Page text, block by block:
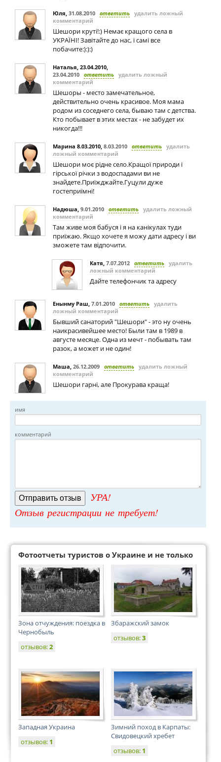
Юля, 31.08.2010 ответить удалить ложный
комментарий
Шешори круті!:) Немає кращого села в
УКРАЇНІ! Завітайте до нас, і самі все
побачите:):):)
Наталья, 23.04.2010,
23.04.2010 ответить удалить ложный
комментарий
Шешоры - место замечательное,
действительно очень красивое. Моя мама
родом из соседнего села, бываю там с детства.
Кто побывает в этих местах - не забудет их
никогда!!!
Марина 8.03.2010, 8.03.2010 ответить удалить
ложный комментарий
Шешори моє рідне село.Кращої природи і
гірської річки з водоспадами ви не
знайдете.Приїжджайте.Гуцули дуже
гостеприїмні!
Надюша, 9.01.2010 ответить удалить ложный
комментарий
Там живе моя бабуся і я на канікулах туди
приїжаю. Якщо хочете я можу дати адресу і ви
зможете там відпочити.
Катя, 7.07.2012 ответить удалить
ложный комментарий
Дайте телефончик та адресу
Енынму Раш, 7.01.2010 ответить удалить
ложный комментарий
Бывший санаторий "Шешори" - это ну очень
наикрасивейшее место! Были там в 1989 в
августе месяце. Одна из мечт - побывать там
разок, а может и не один!
Маша, 26.12.2009 ответить удалить ложный
комментарий
Шешори гарні, але Прокурава краща!
имя
комментарий
УРА!
Отзыв регистрации не требует!
Фотоотчеты туристов о Украине и не только
Зона отчуждения: поездка в
Чернобыль
отзывов:2
Збаражский замок
отзывов:3
Западная Украина
отзывов: 1
Зимний поход в Карпаты:
Свидовецкий хребет
отзывов: 1